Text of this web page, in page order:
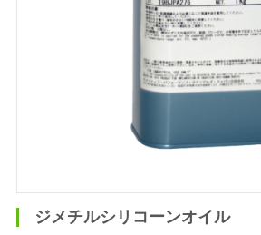
ジメチルシリコーンオイル